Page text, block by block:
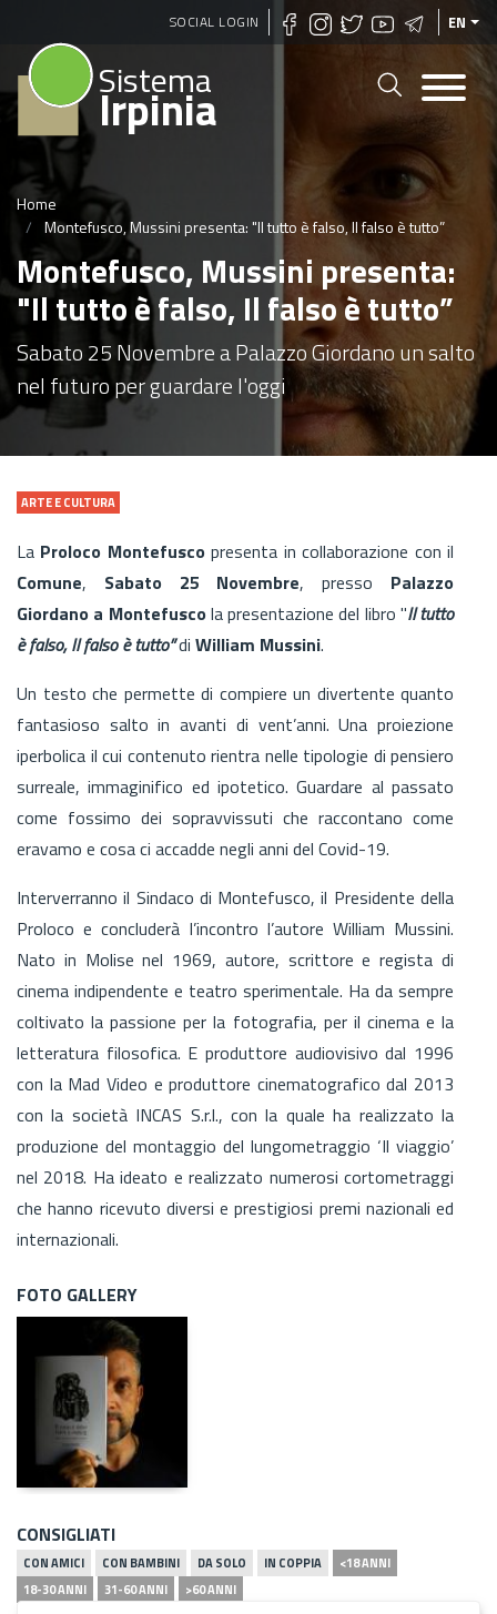
Skip
SOCIAL LOGIN EN
Sistema
Irpinia
Home
Montefusco, Mussini presenta: "Il tutto è falso, Il falso è tutto”
Montefusco, Mussini presenta:
"Il tutto è falso, Il falso è tutto”
Sabato 25 Novembre a Palazzo Giordano un salto
nel futuro per guardare l'oggi
ARTE E CULTURA
La Proloco Montefuscopresenta in collaborazione con il
Comune, Sabato 25 Novembre, presso Palazzo
Giordano a Montefuscola presentazione del libro "Il tutto
è falso, Il falso è tutto”di William Mussini.
Un testo che permette di compiere un divertente quanto
fantasioso salto in avanti di vent’anni. Una proiezione
iperbolica il cui contenuto rientra nelle tipologie di pensiero
surreale, immaginifico ed ipotetico. Guardare al passato
come fossimo dei sopravvissuti che raccontano come
eravamo e cosa ci accadde negli anni del Covid-19.
Interverranno il Sindaco di Montefusco, il Presidente della
Proloco e concluderà l’incontro l’autore William Mussini.
Nato in Molise nel 1969, autore, scrittore e regista di
cinema indipendente e teatro sperimentale. Ha da sempre
coltivato la passione per la fotografia, per il cinema e la
letteratura filosofica. E produttore audiovisivo dal 1996
con la Mad Video e produttore cinematografico dal 2013
con la società INCAS S.r.l., con la quale ha realizzato la
produzione del montaggio del lungometraggio ‘Il viaggio’
nel 2018. Ha ideato e realizzato numerosi cortometraggi
che hanno ricevuto diversi e prestigiosi premi nazionali ed
internazionali.
FOTO GALLERY
CONSIGLIATI
CON AMICI CON BAMBINI DA SOLO IN COPPIA
<18 ANNI
18-30 ANNI
31-60 ANNI >60 ANNI